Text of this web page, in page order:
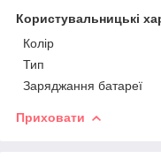
Користувальницькі
Колір
Тип
Заряджання батареї
Приховати